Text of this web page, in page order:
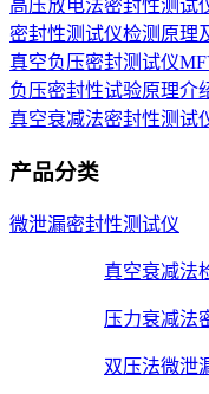
高压放电法密封性测试
密封性测试仪检测原理
真空负压密封测试仪
负压密封性试验原理介
真空衰减法密封性测试
产品分类
微泄漏密封性测试仪
真空衰减法
压力衰减法
双压法微泄